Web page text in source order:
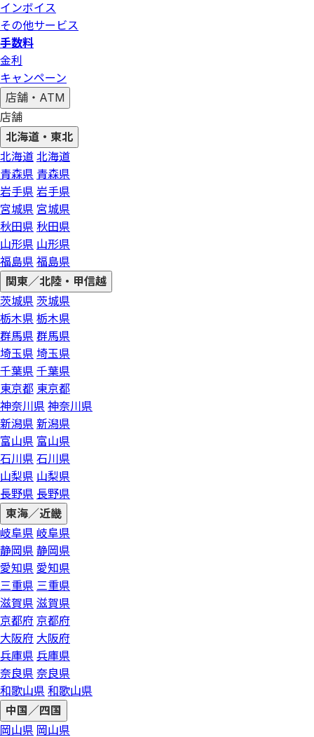
インボイス
その他サービス
手数料
金利
キャンペーン
店舗・ATM
店舗
北海道・東北
北海道 北海道
青森県 青森県
岩手県 岩手県
宮城県 宮城県
秋田県 秋田県
山形県 山形県
福島県 福島県
関東／北陸・甲信越
茨城県 茨城県
栃木県 栃木県
群馬県 群馬県
埼玉県 埼玉県
千葉県 千葉県
東京都 東京都
神奈川県 神奈川県
新潟県 新潟県
富山県 富山県
石川県 石川県
山梨県 山梨県
長野県 長野県
東海／近畿
岐阜県 岐阜県
静岡県 静岡県
愛知県 愛知県
三重県 三重県
滋賀県 滋賀県
京都府 京都府
大阪府 大阪府
兵庫県 兵庫県
奈良県 奈良県
和歌山県 和歌山県
中国／四国
岡山県 岡山県